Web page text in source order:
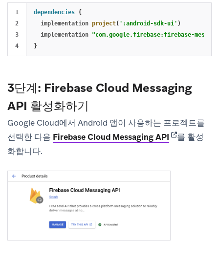
1
2
3
dependencies {
implementation project( ':android-sdk-ui' )
implementation "com.google.firebase:firebase-
}
3단계: Firebase Cloud Messaging
API 활성화하기
Google Cloud에서 Android 앱이 사용하는 프로젝트를
선택한 다음 Firebase Cloud Messaging API (opens in
를 활성
화합니다.